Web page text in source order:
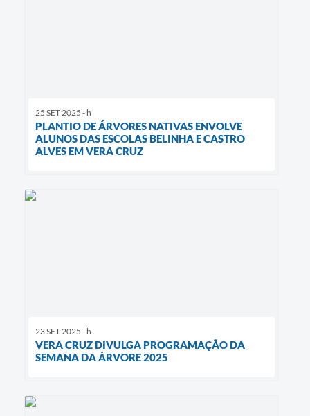
25 SET 2025 - h
PLANTIO DE ÁRVORES NATIVAS ENVOLVE
ALUNOS DAS ESCOLAS BELINHA E CASTRO
ALVES EM VERA CRUZ
23 SET 2025 - h
VERA CRUZ DIVULGA PROGRAMAÇÃO DA
SEMANA DA ÁRVORE 2025